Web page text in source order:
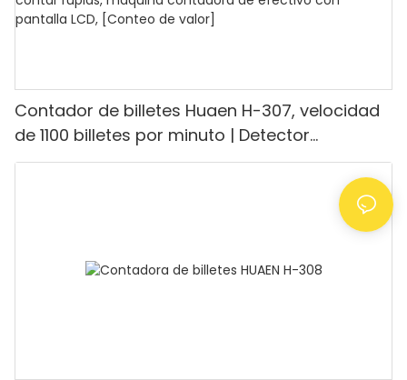
Contador de billetes Huaen H-307, velocidad
de 1100 billetes por minuto | Detector
UV/magnético/infrarrojo/falsificación,
contadora de efectivo con pantalla LCD,